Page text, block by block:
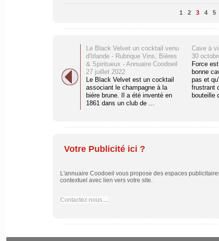
1 2 3 4 5
Le Black Velvet un cocktail venu
d'Irlande - Rubrique Vins, Bières
& Spiritueux - Annuaire Coodoeil
27 juillet 2022
Le Black Velvet est un cocktail
associant le champagne à la
bière brune. Il a été inventé en
1861 dans un club de ...
Cave à
30
Force
bonne
pas et
frustrant
bouteille
Votre Publicité ici ?
L'annuaire Coodoeil vous propose des espaces
contextuel avec lien vers votre site.
Contactez-nous....